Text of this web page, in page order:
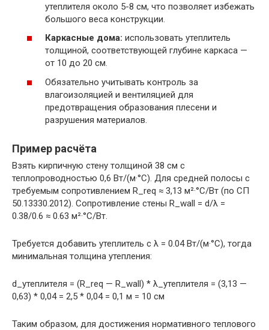
утеплителя около 5-8 см, что позволяет избежать
большого веса конструкции.
Каркасные дома: использовать утеплитель
толщиной, соответствующей глубине каркаса —
от 10 до 20 см.
Обязательно учитывать контроль за
влагоизоляцией и вентиляцией для
предотвращения образования плесени и
разрушения материалов.
Пример расчёта
Взять кирпичную стену толщиной 38 см с
теплопроводностью 0,6 Вт/(м·°C). Для средней полосы с
требуемым сопротивлением R_req ≈ 3,13 м²·°C/Вт (по СП
50.13330.2012). Сопротивление стены R_wall = d/λ =
0.38/0.6 ≈ 0.63 м²·°C/Вт.
Требуется добавить утеплитель с λ = 0.04 Вт/(м·°C), тогда
минимальная толщина утепления:
d_утеплителя = (R_req — R_wall) * λ_утеплителя = (3,13 —
0,63) * 0,04 = 2,5 * 0,04 = 0,1 м = 10 см
Таким образом, для достижения нормативного теплового